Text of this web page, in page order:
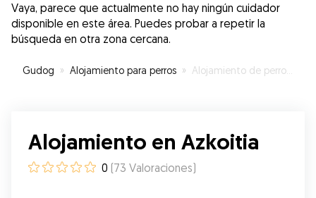
Vaya, parece que actualmente no hay ningún cuidador
disponible en este área. Puedes probar a repetir la
búsqueda en otra zona cercana.
Gudog » Alojamiento para perros » Alojamiento de perros en Azkoitia
Alojamiento en Azkoitia
0 (73 Valoraciones)